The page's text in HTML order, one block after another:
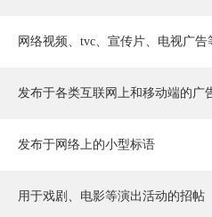
网络视频、tvc、宣传片、电视广告
发布于各类互联网上和移动端的广
发布于网络上的小型标语
用于戏剧、电影等演出活动的招帖